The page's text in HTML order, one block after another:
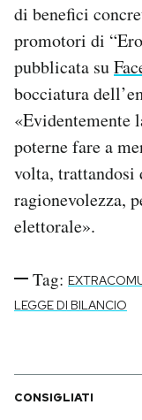
di benefici
promotori di
pubblicata su
bocciatura
«Evidentemente
poterne fare a
volta, trattandosi
ragionevolezza,
elettorale».
Tag:
LEGGE DI BILANCIO
CONSIGLIATI